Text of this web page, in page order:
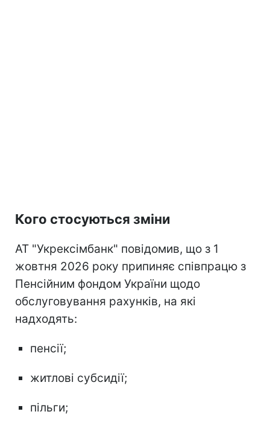
Кого стосуються зміни
АТ "Укрексімбанк" повідомив, що з 1
жовтня 2026 року припиняє співпрацю з
Пенсійним фондом України щодо
обслуговування рахунків, на які
надходять:
пенсії;
житлові субсидії;
пільги;